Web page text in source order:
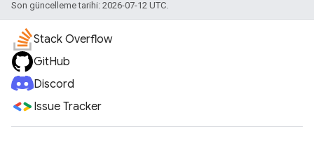
Son güncelleme tarihi: 2026-07-12 UTC.
Stack Overflow
GitHub
Discord
Issue Tracker